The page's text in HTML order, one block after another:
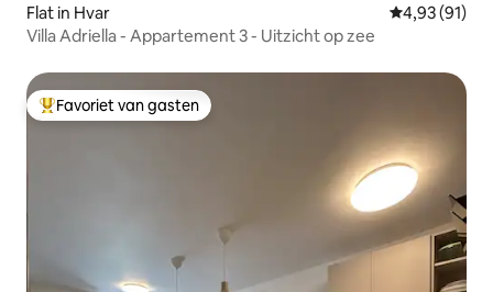
Flat in Hvar Gemiddelde
4,93 (91)
Villa Adriella - Appartement 3 - Uitzicht op zee
Topfavoriet van gasten
Favoriet van gasten